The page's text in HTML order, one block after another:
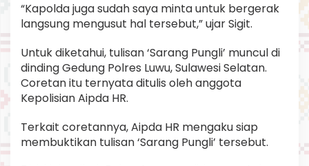
“Kapolda juga sudah saya minta untuk bergerak
langsung mengusut hal tersebut,” ujar Sigit.
Untuk diketahui, tulisan ‘Sarang Pungli’ muncul di
dinding Gedung Polres Luwu, Sulawesi Selatan.
Coretan itu ternyata ditulis oleh anggota
Kepolisian Aipda HR.
Terkait coretannya, Aipda HR mengaku siap
membuktikan tulisan ‘Sarang Pungli’ tersebut.